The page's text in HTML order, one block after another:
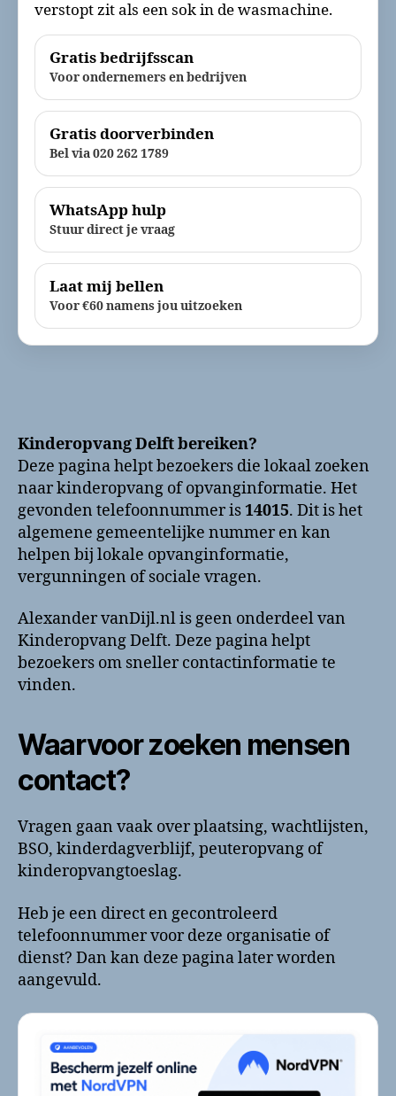
verstopt zit als een sok in de wasmachine.
Gratis bedrijfsscan
Voor ondernemers en bedrijven
Gratis doorverbinden
Bel via 020 262 1789
WhatsApp hulp
Stuur direct je vraag
Laat mij bellen
Voor €60 namens jou uitzoeken
Kinderopvang Delft bereiken?
Deze pagina helpt bezoekers die lokaal zoeken
naar kinderopvang of opvanginformatie. Het
gevonden telefoonnummer is14015. Dit is het
algemene gemeentelijke nummer en kan
helpen bij lokale opvanginformatie,
vergunningen of sociale vragen.
Alexander vanDijl.nl is geen onderdeel van
Kinderopvang Delft. Deze pagina helpt
bezoekers om sneller contactinformatie te
vinden.
Waarvoor zoeken mensen
contact?
Vragen gaan vaak over plaatsing, wachtlijsten,
BSO, kinderdagverblijf, peuteropvang of
kinderopvangtoeslag.
Heb je een direct en gecontroleerd
telefoonnummer voor deze organisatie of
dienst? Dan kan deze pagina later worden
aangevuld.